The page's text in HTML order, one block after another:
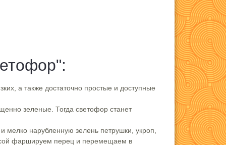
а также достаточно простые и доступные
зеленые. Тогда светофор станет
мелко нарубленную зелень петрушки, укроп,
фаршируем перец и перемещаем в